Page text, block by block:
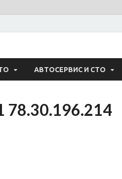
Авто
АВТОСЕРВИС И СТО
78.30.196.214